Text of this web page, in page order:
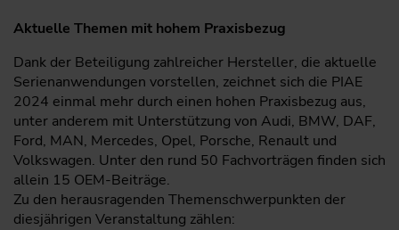
Aktuelle Themen mit hohem Praxisbezug
Dank der Beteiligung zahlreicher Hersteller, die aktuelle
Serienanwendungen vorstellen, zeichnet sich die PIAE
2024 einmal mehr durch einen hohen Praxisbezug aus,
unter anderem mit Unterstützung von Audi, BMW, DAF,
Ford, MAN, Mercedes, Opel, Porsche, Renault und
Volkswagen. Unter den rund 50 Fachvorträgen finden sich
allein 15 OEM-Beiträge.
Zu den herausragenden Themenschwerpunkten der
diesjährigen Veranstaltung zählen: